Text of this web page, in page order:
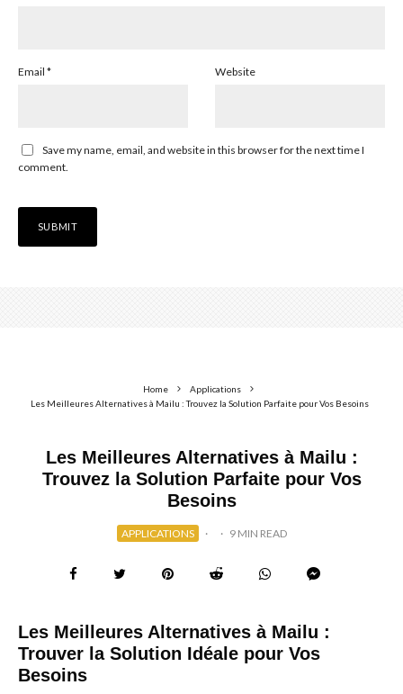
Email * Website
Save my name, email, and website in this browser for the next time I
comment.
Home
Applications
Les Meilleures Alternatives à Mailu : Trouvez la Solution Parfaite pour Vos Besoins
Les Meilleures Alternatives à Mailu :
Trouvez la Solution Parfaite pour Vos
Besoins
APPLICATIONS · · 9 MIN READ
Les Meilleures Alternatives à Mailu :
Trouver la Solution Idéale pour Vos
Besoins